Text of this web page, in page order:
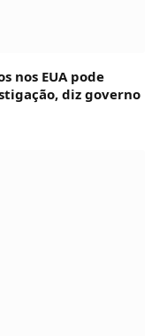
nos EUA pode
diz governo